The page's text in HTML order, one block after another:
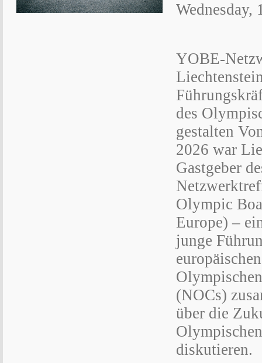
Wednesday,
YOBE-
des
gestalten
2026 war
Gastgeber
Olympic
Europe) –
junge
(NOCs)
über die
diskutieren.